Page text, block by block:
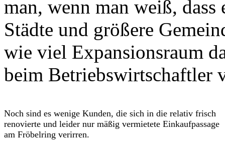
man, wenn man weiß,
Städte und größere
wie viel Expansionsraum
beim Betriebswirtschaftler
Noch sind es wenige Kunden, die sich in die relativ frisch
renovierte und leider nur mäßig vermietete Einkaufpassage
am Fröbelring verirren.